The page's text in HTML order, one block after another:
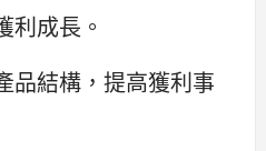
利成長。
品結構，提高獲利事